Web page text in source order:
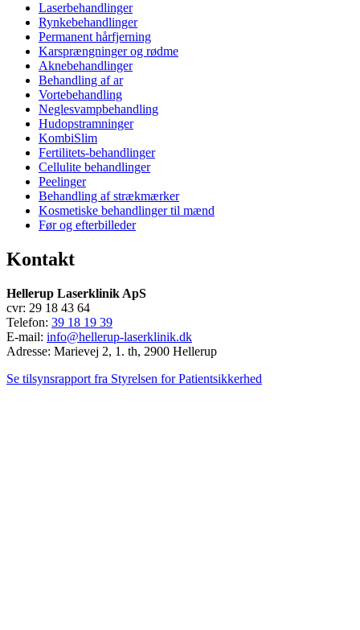
Laserbehandlinger
Rynkebehandlinger
Permanent hårfjerning
Karsprængninger og rødme
Aknebehandlinger
Behandling af ar
Vortebehandling
Neglesvampbehandling
Hudopstramninger
KombiSlim
Fertilitets-behandlinger
Cellulite behandlinger
Peelinger
Behandling af strækmærker
Kosmetiske behandlinger til mænd
Før og efterbilleder
Kontakt
Hellerup Laserklinik ApS
cvr: 29 18 43 64
Telefon: 39 18 19 39
E-mail: info@hellerup-laserklinik.dk
Adresse: Marievej 2, 1. th, 2900 Hellerup
Se tilsynsrapport fra Styrelsen for Patientsikkerhed